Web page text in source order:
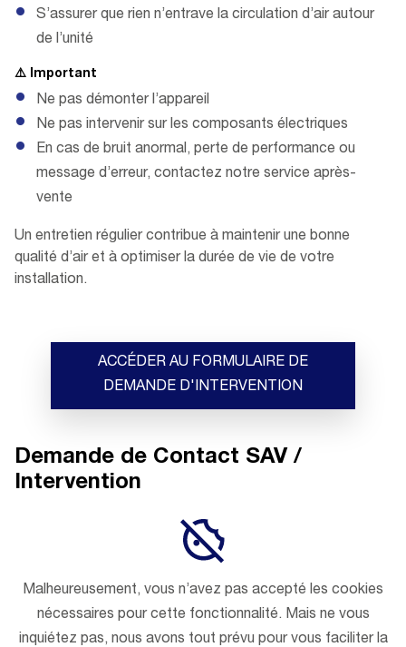
S’assurer que rien n’entrave la circulation d’air autour
de l’unité
⚠️ Important
Ne pas démonter l’appareil
Ne pas intervenir sur les composants électriques
En cas de bruit anormal, perte de performance ou
message d’erreur, contactez notre service après-
vente
Un entretien régulier contribue à maintenir une bonne
qualité d’air et à optimiser la durée de vie de votre
installation.
ACCÉDER AU FORMULAIRE DE
DEMANDE D'INTERVENTION
Demande de Contact SAV /
Intervention
Malheureusement, vous n’avez pas accepté les cookies
nécessaires pour cette fonctionnalité. Mais ne vous
inquiétez pas, nous avons tout prévu pour vous faciliter la